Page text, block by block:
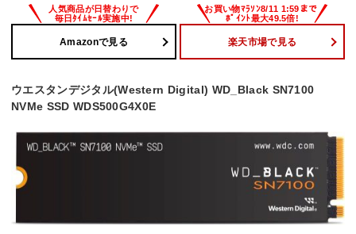
3500 MB/s
Amazonで見る 楽天市場で見る
ウエスタンデジタル(Western Digital) WD_Black SN7100
NVMe SSD WDS500G4X0E